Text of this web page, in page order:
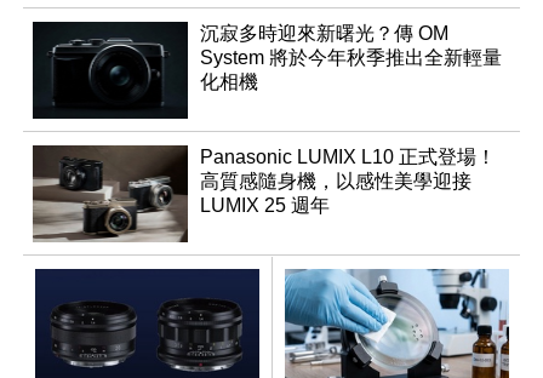
沉寂多時迎來新曙光？傳 OM
System 將於今年秋季推出全新輕量
化相機
Panasonic LUMIX L10 正式登場！
高質感隨身機，以感性美學迎接
LUMIX 25 週年